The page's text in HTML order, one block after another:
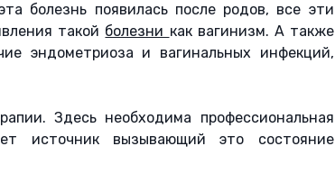
болезнь появилась после родов, все эти
такой болезни как вагинизм. А также
эндометриоза и вагинальных инфекций,
Здесь необходима профессиональная
источник вызывающий это состояние